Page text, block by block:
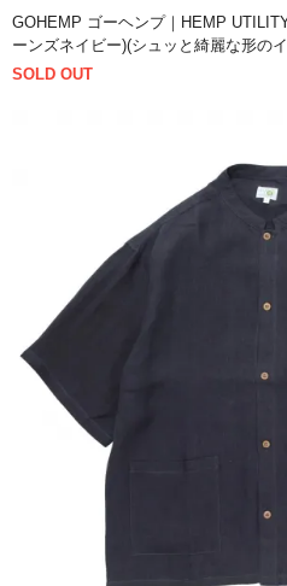
GOHEMP ゴーヘンプ｜HEMP
ーンズネイビー)(シュッと綺麗な形の
SOLD OUT